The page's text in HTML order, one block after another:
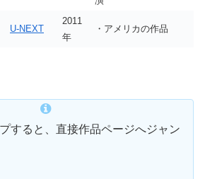
U-NEXT
2011
年
・アメリカの作品
すると、直接作品ページへジャン